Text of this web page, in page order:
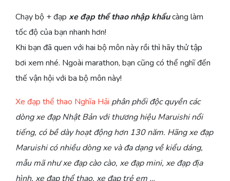
Chạy bộ + đạp xe đạp thể thao nhập khẩucàng làm
tốc độ của bạn nhanh hơn!
Khi bạn đã quen với hai bộ môn này rồi thì hãy thử tập
bơi xem nhé. Ngoài marathon, bạn cũng có thể nghĩ đến
thế vận hội với ba bộ môn này!
Xe đạp thể thao Nghĩa Hải phân phối độc quyền các
dòng xe đạp Nhật Bản với thương hiệu Maruishi nổi
tiếng, có bề dày hoạt động hơn 130 năm. Hãng xe đạp
Maruishi có nhiều dòng xe và đa dạng về kiểu dáng,
mẫu mã như xe đạp cào cào, xe đạp mini, xe đạp địa
hình, xe đạp thể thao, xe đạp trẻ em …